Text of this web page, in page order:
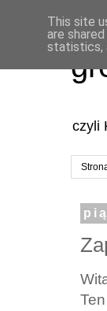
czyli
This site
are
statistics,